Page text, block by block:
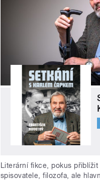
Literární fikce, pokus přiblížit
spisovatele, filozofa, ale